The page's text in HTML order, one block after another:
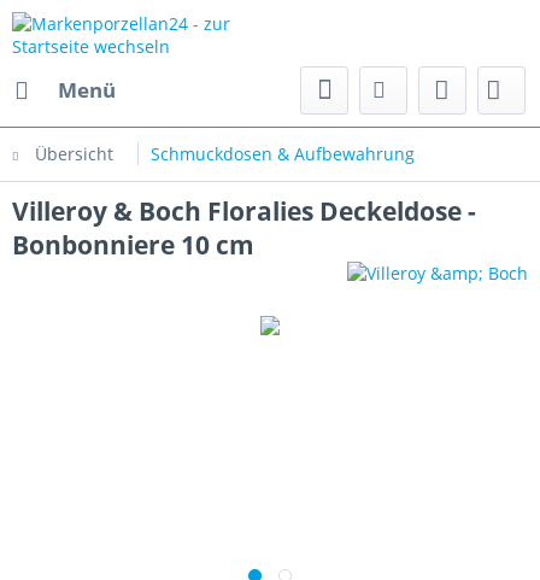
Menü
Übersicht Schmuckdosen & Aufbewahrung
Villeroy & Boch Floralies Deckeldose -
Bonbonniere 10 cm